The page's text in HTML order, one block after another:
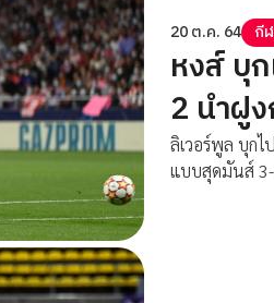
20 ต.ค. 64 กี
หงส์ บุ
2 นำฝู
ลิเวอร์พูล บุกไ
แบบสุดมันส์ 3-